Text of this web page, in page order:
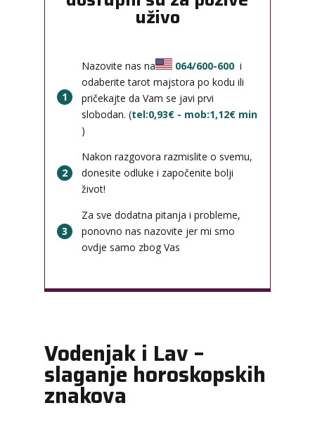
uživo
1
Nazovite nas na 064/600-600 i
odaberite tarot majstora po kodu ili
pričekajte da Vam se javi prvi
slobodan. (tel:0,93€ - mob:1,12€ min
)
2
Nakon razgovora razmislite o svemu,
donesite odluke i započenite bolji
život!
3
Za sve dodatna pitanja i probleme,
ponovno nas nazovite jer mi smo
ovdje samo zbog Vas
Vodenjak i Lav –
slaganje horoskopskih
znakova